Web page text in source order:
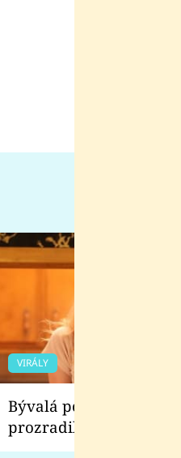
VIRÁLY
Bývalá pornoherečka
prozradila, co ji
natáčení Euforie.